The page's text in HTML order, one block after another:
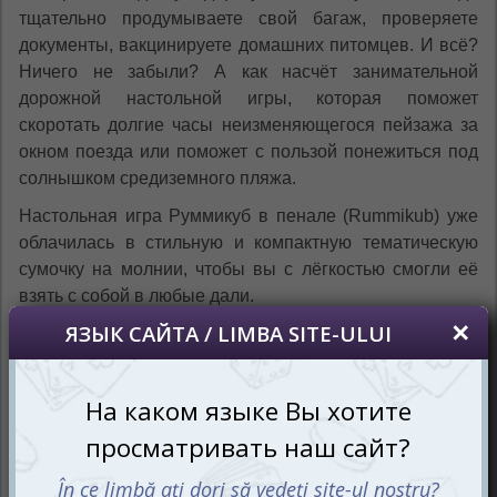
тщательно продумываете свой багаж, проверяете
документы, вакцинируете домашних питомцев. И всё?
Ничего не забыли? А как насчёт занимательной
дорожной настольной игры, которая поможет
скоротать долгие часы неизменяющегося пейзажа за
окном поезда или поможет с пользой понежиться под
солнышком средиземного пляжа.
Настольная игра Руммикуб в пенале (Rummikub) уже
облачилась в стильную и компактную тематическую
сумочку на молнии, чтобы вы с лёгкостью смогли её
взять с собой в любые дали.
С каждым годом Руммикуб становится только лучше,
получая новые версии и упаковки от разных
пике популярности и гордится своими наградами
победителя конкурсов Spiel des Jahres (1980) и Игра
года премии Gra Roku (1993).